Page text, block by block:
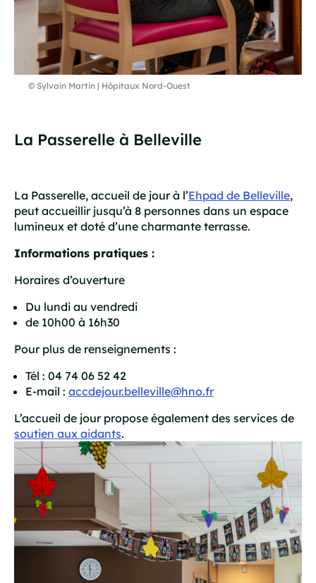
© Sylvain Martin | Hôpitaux Nord-Ouest
La Passerelle à Belleville
La Passerelle, accueil de jour à l’Ehpad de Belleville,
peut accueillir jusqu’à 8 personnes dans un espace
lumineux et doté d’une charmante terrasse.
Informations pratiques :
Horaires d’ouverture
Du lundi au vendredi
de 10h00 à 16h30
Pour plus de renseignements :
Tél : 04 74 06 52 42
E-mail : accdejour.belleville@hno.fr
L’accueil de jour propose également des services de
soutien aux aidants.